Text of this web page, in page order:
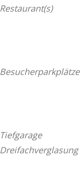
Restaurant(s)
Besucherparkplätze
Tiefgarage
Dreifachverglasung